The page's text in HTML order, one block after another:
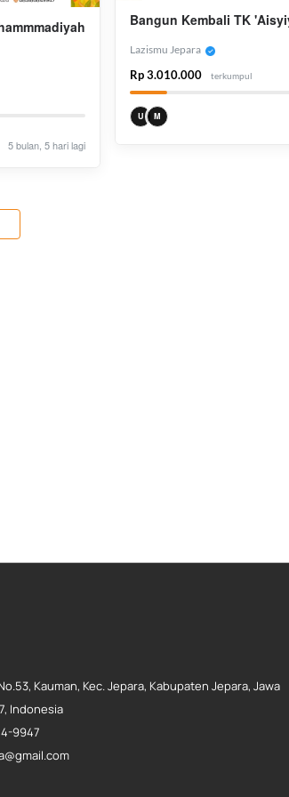
5 bulan, 5 hari lagi
Bangun Kembali TK
Lazismu Jepara
Rp 3.010.000 terkumpul
U M
Kauman, Kec. Jepara, Kabupaten Jepara, Jawa
Indonesia
9947